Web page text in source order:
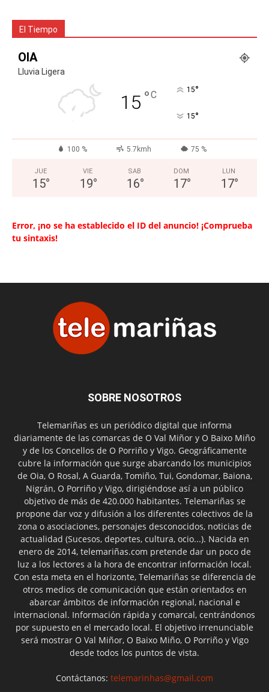
El Tiempo
OIA
Lluvia Ligera
15 °C 15°
15°
100 % 5.7kmh 75 %
JUE
15°
VIE
19°
SAB
16°
DOM
17°
LUN
17°
Error, ¡no se ha establecido el ID del anuncio! ¡Comprueba
tu sintaxis!
SOBRE NOSOTROS
Telemariñas es un periódico digital que informa
diariamente de las comarcas de O Val Miñor y O Baixo Miño
y de los Concellos de O Porriño y Vigo. Geográficamente
cubre la información que surge abarcando los municipios
de Oia, O Rosal, A Guarda, Tomiño, Tui, Gondomar, Baiona,
Nigrán, O Porriño y Vigo, dirigiéndose así a un público
objetivo de más de 420.000 habitantes. Telemariñas se
propone dar voz y difusión a los diferentes colectivos de la
zona o asociaciones, personajes desconocidos, noticias de
actualidad (Sucesos, deportes, cultura, ocio...). Nacida en
enero de 2014, telemariñas.com pretende dar un poco de
luz a los lectores a la hora de encontrar información local.
Con esta meta en el horizonte, Telemariñas se diferencia de
otros medios de comunicación que están orientados en
abarcar ámbitos de información regional, nacional e
internacional. Información rápida y comarcal, centrándonos
por supuesto en el mercado local. El objetivo irrenunciable
será mostrar O Val Miñor, O Baixo Miño, O Porriño y Vigo
desde todos los puntos de vista.
Contáctanos: telemarinhas@gmail.com